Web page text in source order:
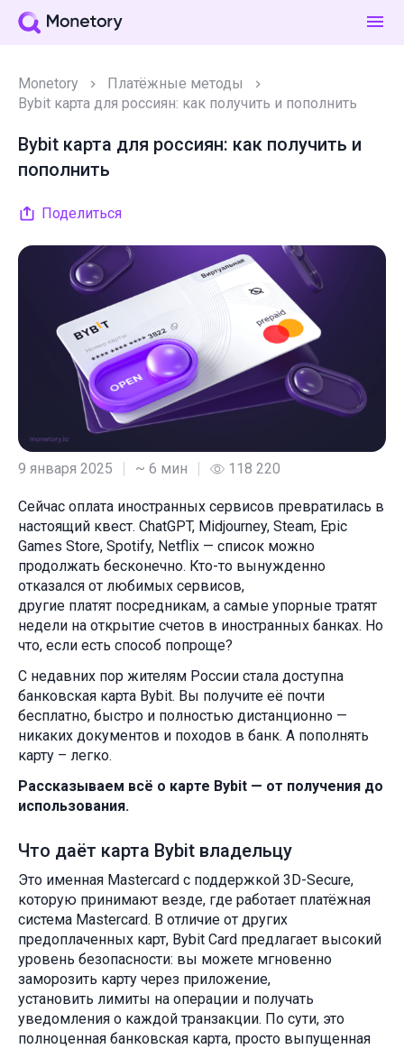
Monetory
Платёжные методы
Bybit карта для россиян: как получить и пополнить
Bybit карта для россиян: как получить и
пополнить
Поделиться
9 января 2025 ~ 6 мин 118 220
Сейчас оплата иностранных сервисов превратилась в
настоящий квест. ChatGPT, Midjourney, Steam, Epic
Games Store, Spotify, Netflix — список можно
продолжать бесконечно. Кто-то вынужденно
отказался от любимых сервисов,
другие платят посредникам, а самые упорные тратят
недели на открытие счетов в иностранных банках. Но
что, если есть способ попроще?
С недавних пор жителям России стала доступна
банковская карта Bybit. Вы получите её почти
бесплатно, быстро и полностью дистанционно —
никаких документов и походов в банк. А пополнять
карту – легко.
Рассказываем всё о карте Bybit — от получения до
использования.
Что даёт карта Bybit владельцу
Это именная Mastercard с поддержкой 3D-Secure,
которую принимают везде, где работает платёжная
система Mastercard. В отличие от других
предоплаченных карт, Bybit Card предлагает высокий
уровень безопасности: вы можете мгновенно
заморозить карту через приложение,
установить лимиты на операции и получать
уведомления о каждой транзакции. По сути, это
полноценная банковская карта, просто выпущенная